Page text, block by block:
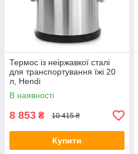
Термос із неіржавкої сталі
для транспортування їжі 20
л, Hendi
В наявності
8 853 ₴ 10 415 ₴
Купити